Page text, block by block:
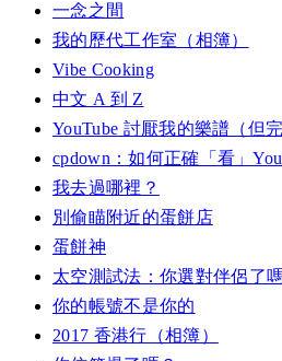
一念之間
我的歷代工作室（相簿）
Vibe Cooking
中文 A 到 Z
YouTube 討厭我的樂譜（但
cpdown：如何正確「看」
我去過哪裡？
別偷瞄附近的蛋餅店
蛋餅神
太空測試法：你選對伴侶了
你的帳號不是你的
2017 香港行（相簿）